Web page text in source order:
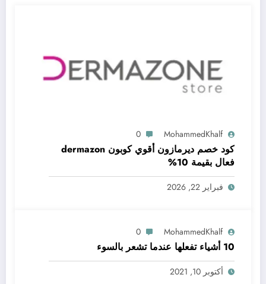
MohammedKhalf
0
كود خصم ديرمازون أقوي كوبون dermazon
فعال بقيمة 10%
فبراير 22, 2026
MohammedKhalf
0
10 أشياء تفعلها عندما تشعر بالسوء
أكتوبر 10, 2021